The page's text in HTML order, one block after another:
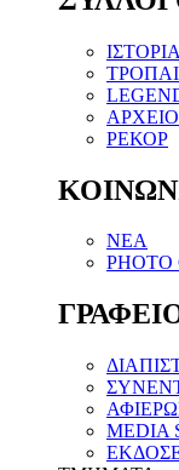
ΙΣΤΟΡΙΑ
ΡΕΚΟΡ
NEA
MEDIA